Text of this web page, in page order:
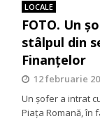
LOCALE
FOTO. Un
stâlpul din
Finanțelor
12 februarie
Un șofer a intrat
Piața Romană, în